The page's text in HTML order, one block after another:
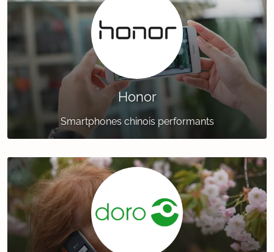
Honor
Smartphones chinois performants